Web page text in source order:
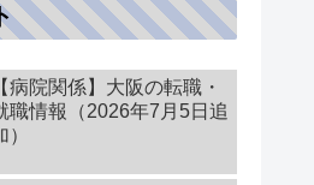
【病院関係】大阪の転職・
職情報（2026年7月5日追
）